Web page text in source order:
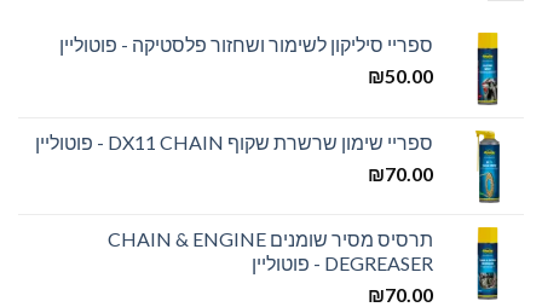
ספריי סיליקון לשימור ושחזור פלסטיקה - פוטוליין
₪50.00
ספריי שימון שרשרת שקוף DX11 CHAIN - פוטוליין
₪70.00
תרסיס מסיר שומנים CHAIN & ENGINE
DEGREASER - פוטוליין
₪70.00